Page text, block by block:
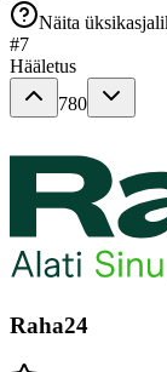
Näita
#7
Hääletus
780
Raha24